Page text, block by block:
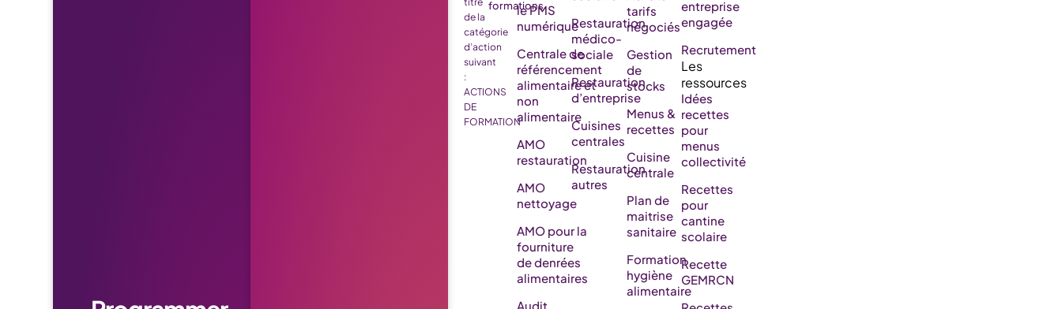
de la
catégorie
d’action
suivant
:
ACTIONS
DE
FORMATION
formations
le PMS
numérique
Centrale de
référencement
alimentaire et
non
alimentaire
AMO
restauration
AMO
nettoyage
AMO pour la
fourniture
de denrées
alimentaires
Audit,
Restauration
médico-
sociale
Restauration
d’entreprise
Cuisines
centrales
Restauration
autres
tarifs
négociés
Gestion
de
stocks
Menus &
recettes
Cuisine
centrale
Plan de
maitrise
sanitaire
Formation
hygiène
alimentaire
entreprise
engagée
Recrutement
Idées
recettes
pour
menus
collectivité
Recettes
pour
cantine
scolaire
Recette
GEMRCN